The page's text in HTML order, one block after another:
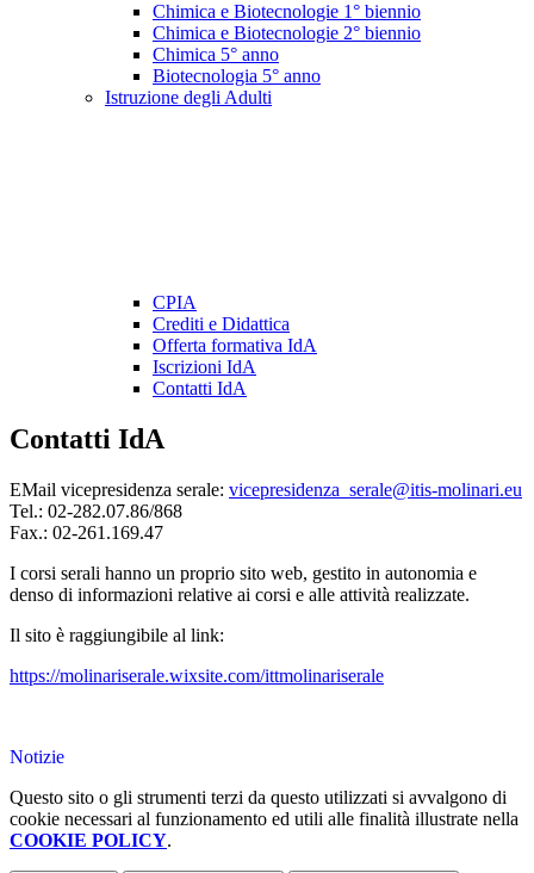
Chimica e Biotecnologie 1° biennio
Chimica e Biotecnologie 2° biennio
Chimica 5° anno
Biotecnologia 5° anno
Istruzione degli Adulti
CPIA
Crediti e Didattica
Offerta formativa IdA
Iscrizioni IdA
Contatti IdA
Contatti IdA
EMail vicepresidenza serale: vicepresidenza_serale@itis-molinari.eu
Tel.: 02-282.07.86/868
Fax.: 02-261.169.47
I corsi serali hanno un proprio sito web, gestito in autonomia e
denso di informazioni relative ai corsi e alle attività realizzate.
Il sito è raggiungibile al link:
https://molinariserale.wixsite.com/ittmolinariserale
Notizie
Questo sito o gli strumenti terzi da questo utilizzati si avvalgono di
cookie necessari al funzionamento ed utili alle finalità illustrate nella
COOKIE POLICY.